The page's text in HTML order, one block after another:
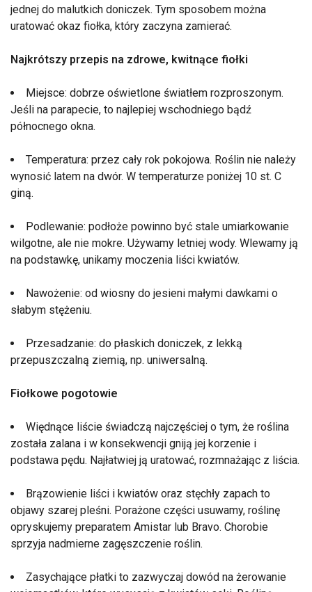
jednej do malutkich doniczek. Tym sposobem można
uratować okaz fiołka, który zaczyna zamierać.
Najkrótszy przepis na zdrowe, kwitnące fiołki
Miejsce: dobrze oświetlone światłem rozproszonym.
Jeśli na parapecie, to najlepiej wschodniego bądź
północnego okna.
Temperatura: przez cały rok pokojowa. Roślin nie należy
wynosić latem na dwór. W temperaturze poniżej 10 st. C
giną.
Podlewanie: podłoże powinno być stale umiarkowanie
wilgotne, ale nie mokre. Używamy letniej wody. Wlewamy ją
na podstawkę, unikamy moczenia liści kwiatów.
Nawożenie: od wiosny do jesieni małymi dawkami o
słabym stężeniu.
Przesadzanie: do płaskich doniczek, z lekką
przepuszczalną ziemią, np. uniwersalną.
Fiołkowe pogotowie
Więdnące liście świadczą najczęściej o tym, że roślina
została zalana i w konsekwencji gniją jej korzenie i
podstawa pędu. Najłatwiej ją uratować, rozmnażając z liścia.
Brązowienie liści i kwiatów oraz stęchły zapach to
objawy szarej pleśni. Porażone części usuwamy, roślinę
opryskujemy preparatem Amistar lub Bravo. Chorobie
sprzyja nadmierne zagęszczenie roślin.
Zasychające płatki to zazwyczaj dowód na żerowanie